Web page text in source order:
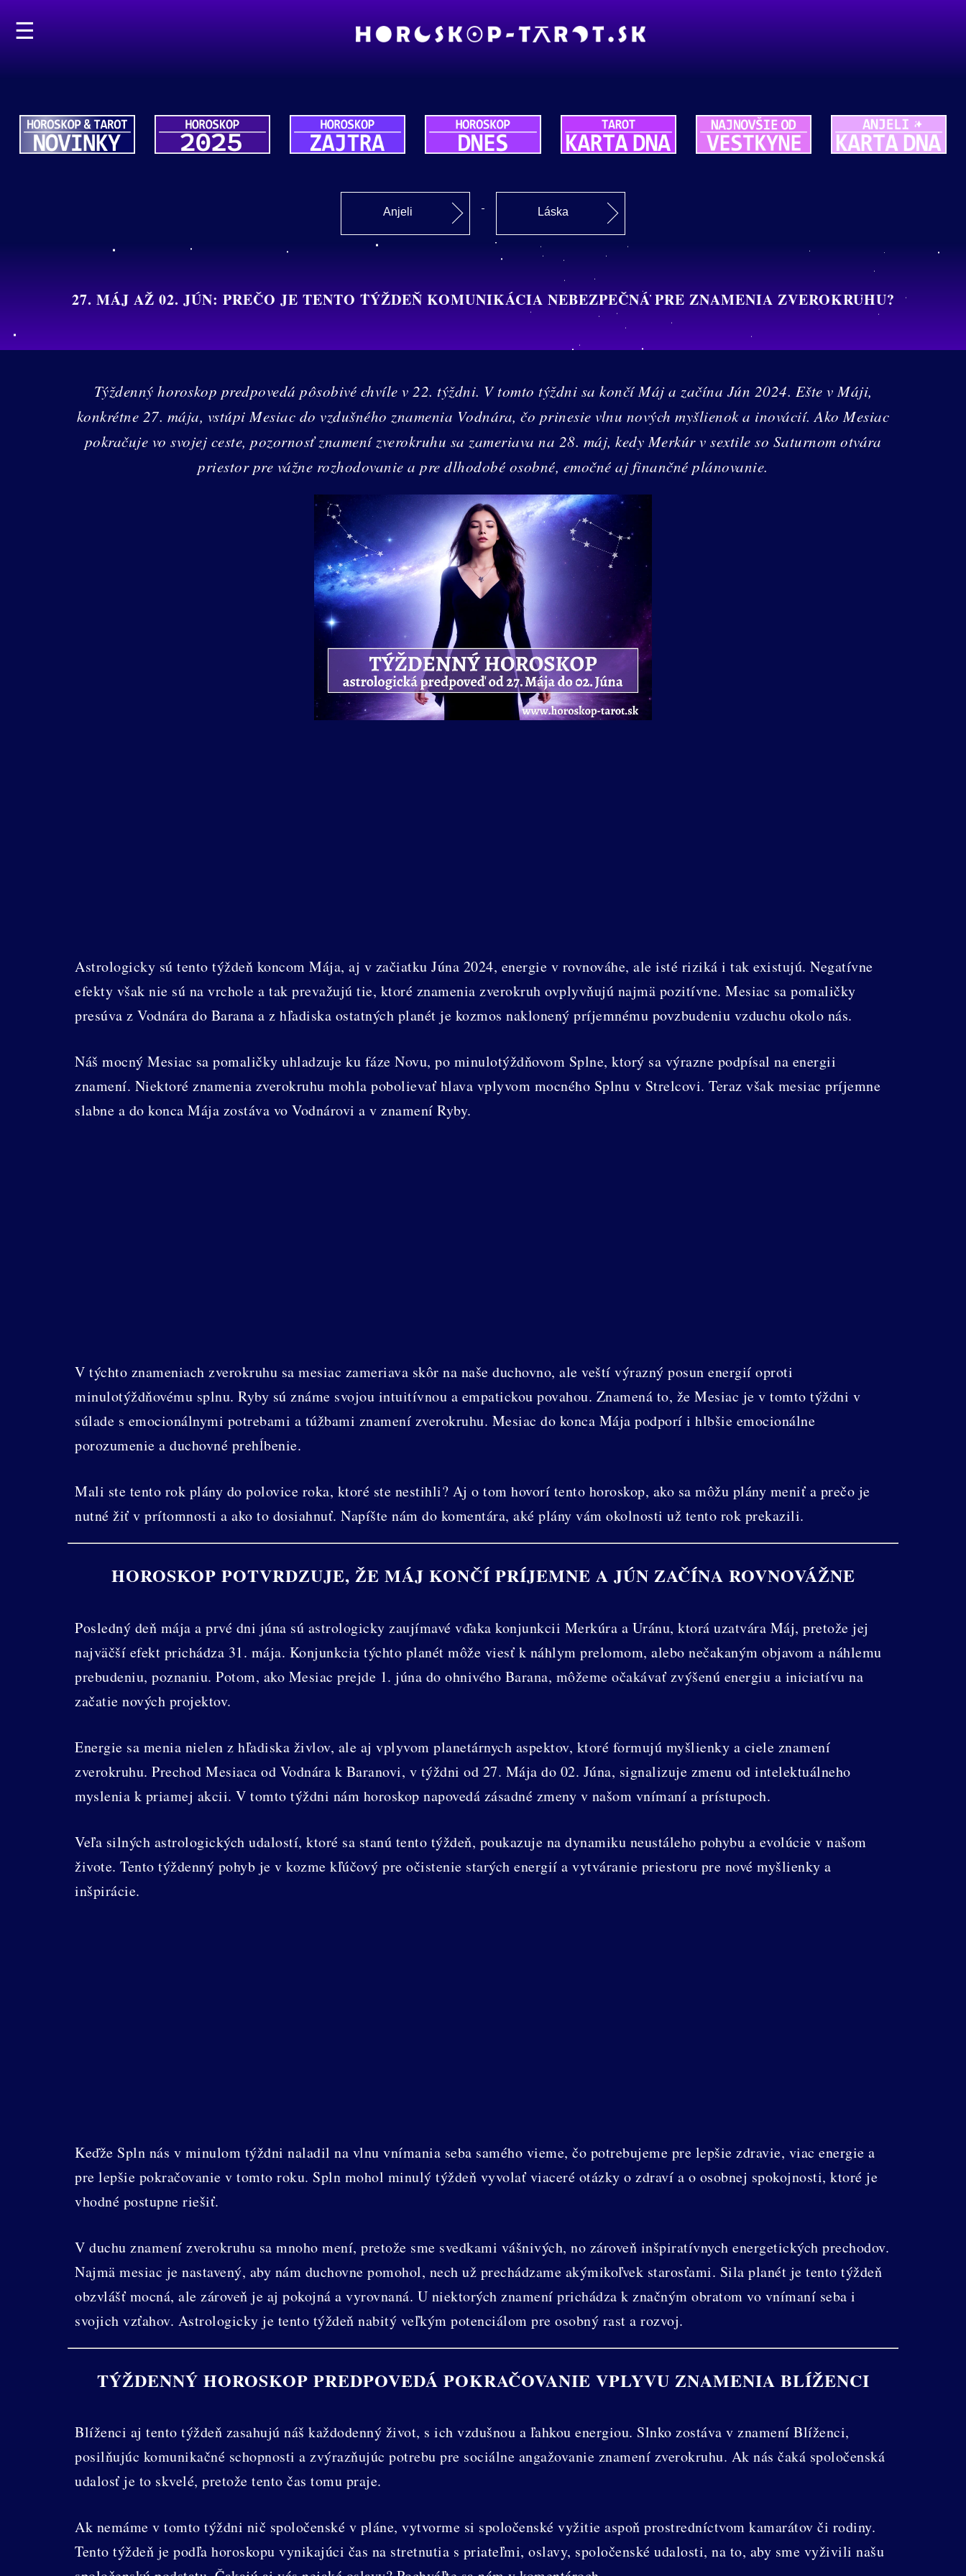
☰
Anjeli Láska
27. MÁJ AŽ 02. JÚN: PREČO JE TENTO TÝŽDEŇ KOMUNIKÁCIA NEBEZPEČNÁ PRE ZNAMENIA ZVEROKRUHU?
Týždenný horoskop predpovedá pôsobivé chvíle v 22. týždni. V tomto týždni sa končí Máj a začína Jún 2024. Ešte v Máji,
konkrétne 27. mája, vstúpi Mesiac do vzdušného znamenia Vodnára, čo prinesie vlnu nových myšlienok a inovácií. Ako Mesiac
pokračuje vo svojej ceste, pozornosť znamení zverokruhu sa zameriava na 28. máj, kedy Merkúr v sextile so Saturnom otvára
priestor pre vážne rozhodovanie a pre dlhodobé osobné, emočné aj finančné plánovanie.
Astrologicky sú tento týždeň koncom Mája, aj v začiatku Júna 2024, energie v rovnováhe, ale isté riziká i tak existujú. Negatívne
efekty však nie sú na vrchole a tak prevažujú tie, ktoré znamenia zverokruh ovplyvňujú najmä pozitívne. Mesiac sa pomaličky
presúva z Vodnára do Barana a z hľadiska ostatných planét je kozmos naklonený príjemnému povzbudeniu vzduchu okolo nás.
Náš mocný Mesiac sa pomaličky uhladzuje ku fáze Novu, po minulotýždňovom Splne, ktorý sa výrazne podpísal na energii
znamení. Niektoré znamenia zverokruhu mohla pobolievať hlava vplyvom mocného Splnu v Strelcovi. Teraz však mesiac príjemne
slabne a do konca Mája zostáva vo Vodnárovi a v znamení Ryby.
V týchto znameniach zverokruhu sa mesiac zameriava skôr na naše duchovno, ale veští výrazný posun energií oproti
minulotýždňovému splnu. Ryby sú známe svojou intuitívnou a empatickou povahou. Znamená to, že Mesiac je v tomto týždni v
súlade s emocionálnymi potrebami a túžbami znamení zverokruhu. Mesiac do konca Mája podporí i hlbšie emocionálne
porozumenie a duchovné prehĺbenie.
Mali ste tento rok plány do polovice roka, ktoré ste nestihli? Aj o tom hovorí tento horoskop, ako sa môžu plány meniť a prečo je
nutné žiť v prítomnosti a ako to dosiahnuť. Napíšte nám do komentára, aké plány vám okolnosti už tento rok prekazili.
HOROSKOP POTVRDZUJE, ŽE MÁJ KONČÍ PRÍJEMNE A JÚN ZAČÍNA ROVNOVÁŽNE
Posledný deň mája a prvé dni júna sú astrologicky zaujímavé vďaka konjunkcii Merkúra a Uránu, ktorá uzatvára Máj, pretože jej
najväčší efekt prichádza 31. mája. Konjunkcia týchto planét môže viesť k náhlym prelomom, alebo nečakaným objavom a náhlemu
prebudeniu, poznaniu. Potom, ako Mesiac prejde 1. júna do ohnivého Barana, môžeme očakávať zvýšenú energiu a iniciatívu na
začatie nových projektov.
Energie sa menia nielen z hľadiska živlov, ale aj vplyvom planetárnych aspektov, ktoré formujú myšlienky a ciele znamení
zverokruhu. Prechod Mesiaca od Vodnára k Baranovi, v týždni od 27. Mája do 02. Júna, signalizuje zmenu od intelektuálneho
myslenia k priamej akcii. V tomto týždni nám horoskop napovedá zásadné zmeny v našom vnímaní a prístupoch.
Veľa silných astrologických udalostí, ktoré sa stanú tento týždeň, poukazuje na dynamiku neustáleho pohybu a evolúcie v našom
živote. Tento týždenný pohyb je v kozme kľúčový pre očistenie starých energií a vytváranie priestoru pre nové myšlienky a
inšpirácie.
Keďže Spln nás v minulom týždni naladil na vlnu vnímania seba samého vieme, čo potrebujeme pre lepšie zdravie, viac energie a
pre lepšie pokračovanie v tomto roku. Spln mohol minulý týždeň vyvolať viaceré otázky o zdraví a o osobnej spokojnosti, ktoré je
vhodné postupne riešiť.
V duchu znamení zverokruhu sa mnoho mení, pretože sme svedkami vášnivých, no zároveň inšpiratívnych energetických prechodov.
Najmä mesiac je nastavený, aby nám duchovne pomohol, nech už prechádzame akýmikoľvek starosťami. Sila planét je tento týždeň
obzvlášť mocná, ale zároveň je aj pokojná a vyrovnaná. U niektorých znamení prichádza k značným obratom vo vnímaní seba i
svojich vzťahov. Astrologicky je tento týždeň nabitý veľkým potenciálom pre osobný rast a rozvoj.
TÝŽDENNÝ HOROSKOP PREDPOVEDÁ POKRAČOVANIE VPLYVU ZNAMENIA BLÍŽENCI
Blíženci aj tento týždeň zasahujú náš každodenný život, s ich vzdušnou a ľahkou energiou. Slnko zostáva v znamení Blíženci,
posilňujúc komunikačné schopnosti a zvýrazňujúc potrebu pre sociálne angažovanie znamení zverokruhu. Ak nás čaká spoločenská
udalosť je to skvelé, pretože tento čas tomu praje.
Ak nemáme v tomto týždni nič spoločenské v pláne, vytvorme si spoločenské vyžitie aspoň prostredníctvom kamarátov či rodiny.
Tento týždeň je podľa horoskopu vynikajúci čas na stretnutia s priateľmi, oslavy, spoločenské udalosti, na to, aby sme vyživili našu